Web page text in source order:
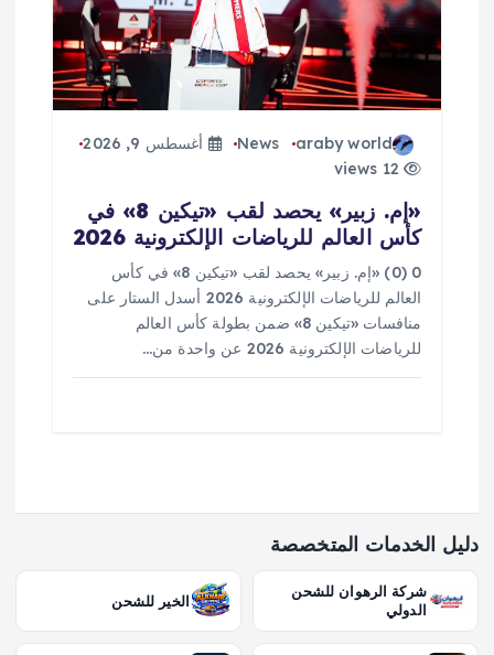
araby world
News
أغسطس 9, 2026
12 views
«إم. زبير» يحصد لقب «تيكين 8» في
كأس العالم للرياضات الإلكترونية 2026
0 (0) «إم. زبير» يحصد لقب «تيكين 8» في كأس
العالم للرياضات الإلكترونية 2026 أسدل الستار على
منافسات «تيكين 8» ضمن بطولة كأس العالم
للرياضات الإلكترونية 2026 عن واحدة من…
دليل الخدمات المتخصصة
شركة الرهوان للشحن
الدولي
الخير للشحن